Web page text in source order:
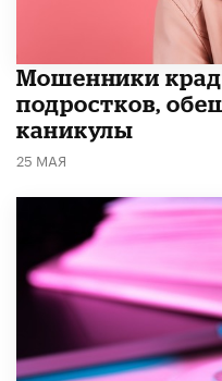
Мошенники
подростков,
каникулы
25 МАЯ